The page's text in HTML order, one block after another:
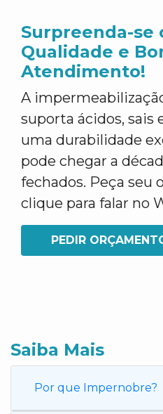
Surpreenda-se
Qualidade e
Atendimento!
A
suporta ácidos, sais
uma durabilidade
pode chegar a
fechados. Peça seu
clique para falar no
PEDIR
Saiba Mais
Por que Impernobre?